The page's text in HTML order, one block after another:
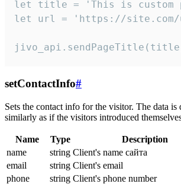
let title = 'This is custom
let url = 'https://site.com/
setContactInfo#
Sets the contact info for the visitor. The data is
similarly as if the visitors introduced
Name Type
Description
name
string Client's name сайта
email
string Client's email
phone
string Client's phone number